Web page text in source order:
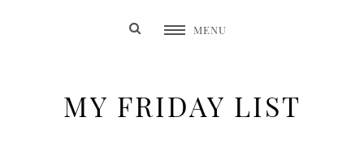
MENU
MY FRIDAY LIST